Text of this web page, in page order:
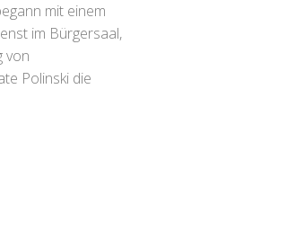
mit einem
im Bürgersaal,
von
Polinski die